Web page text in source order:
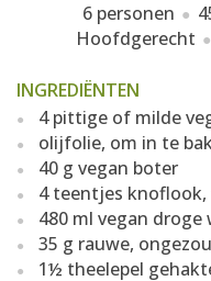
6 personen
Hoofdgerecht
INGREDIËNTEN
4 pittige of milde
olijfolie, om in te
40 g vegan boter
4 teentjes
480 ml vegan
35 g rauwe,
1½ theelepel